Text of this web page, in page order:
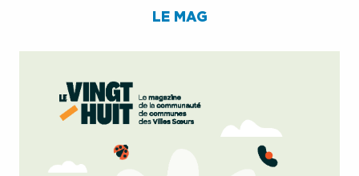
Réseau des bibliothèques
Enfance jeunesse
LE MAG